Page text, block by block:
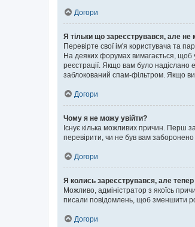
Догори
Я тільки що зареєструвався, але не
Перевірте свої ім'я користувача та
На деяких форумах вимагається, щоб
реєстрації. Якщо вам було
заблокований спам-фільтром. Якщо
Догори
Чому я не можу увійти?
Існує кілька можливих причин. Перш
перевірити, чи не був вам
Догори
Я колись зареєструвався, але
Можливо, адміністратор з якоїсь
писали повідомлень, щоб зменшити
Догори